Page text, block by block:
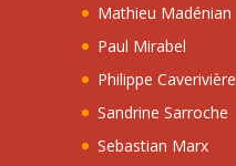
Mathieu Madénian
Paul Mirabel
Philippe Caverivière
Sandrine Sarroche
Sebastian Marx